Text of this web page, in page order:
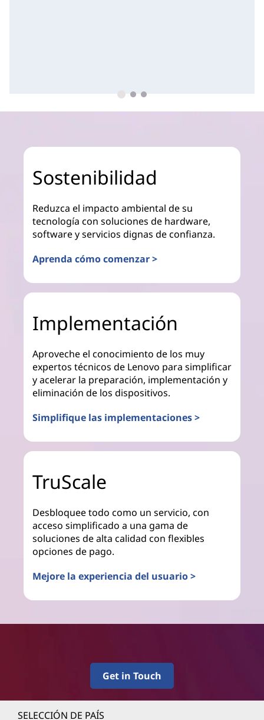
Sostenibilidad
Reduzca el impacto ambiental de su
tecnología con soluciones de hardware,
software y servicios dignas de confianza.
Aprenda cómo comenzar >
Implementación
Aproveche el conocimiento de los muy
expertos técnicos de Lenovo para simplificar
y acelerar la preparación, implementación y
eliminación de los dispositivos.
Simplifique las implementaciones >
TruScale
Desbloquee todo como un servicio, con
acceso simplificado a una gama de
soluciones de alta calidad con flexibles
opciones de pago.
Mejore la experiencia del usuario >
Get in Touch
SELECCIÓN DE PAÍS